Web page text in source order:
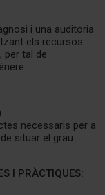
i una auditoria
els recursos
per tal de
necessaris per a
situar el grau
I PRÀCTIQUES: